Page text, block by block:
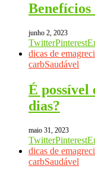
Benefícios
junho 2, 2023
TwitterPinterest
dicas de
carbSaudável
É possível
dias?
maio 31, 2023
TwitterPinterest
dicas de
carbSaudável